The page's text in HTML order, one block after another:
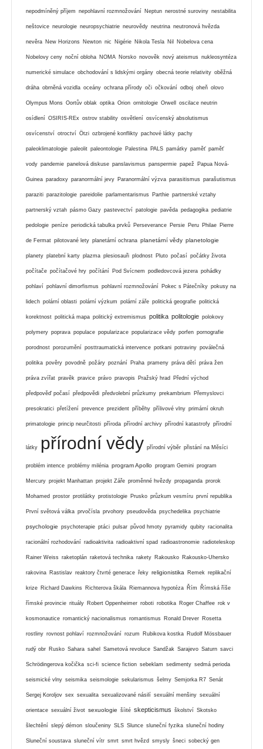
nepodmíněný příjem nepohlavní rozmnožování Neptun nerostné suroviny nestabilita
neštovice neurologie neuropsychiatrie neurovědy neutrina neutronová hvězda
nevěra New Horizons Newton nic Nigérie Nikola Tesla Nil Nobelova cena
Nobelovy ceny noční obloha NOMA Norsko novověk nový ateismus nukleosyntéza
numerické simulace obchodování s lidskými orgány obecná teorie relativity oběžná
dráha obrněná vozidla oceány ochrana přírody oči očkování odboj oheň olovo
Olympus Mons Oortův oblak optika Orion ornitologie Orwell oscilace neutrin
osídlení OSIRIS-REx ostrov stability osvětlení osvícenský absolutismus
osvícenství otroctví Ötzi ozbrojené konflikty pachové látky pachy
paleoklimatologie paleolit paleontologie Palestina PALS památky paměť paměť
vody pandemie panelová diskuse panslavismus panspermie papež Papua Nová-
Guinea paradoxy paranormální jevy Paranormální výzva parasitismus parašutismus
paraziti parazitologie pareidolie parlamentarismus Parthie partnerské vztahy
partnerský vztah pásmo Gazy pastevectví patologie pavěda pedagogika pediatrie
pedologie peníze periodická tabulka prvků Perseverance Persie Peru Philae Pierre
de Fermat pilotované lety planetární ochrana planetární vědy planetologie
planety platební karty plazma plesiosauři plodnost Pluto počasí počátky života
počítače počítačové hry počítání Pod Svícnem podledovcová jezera pohádky
pohlaví pohlavní dimorfismus pohlavní rozmnožování Pokec s Pátečníky pokusy na
lidech polární oblasti polární výzkum polární záře politická geografie politická
korektnost politická mapa politický extremismus politika politologie polokovy
polymery poprava populace popularizace popularizace vědy porfen pornografie
porodnost porozumění posttraumatická intervence potkani potraviny poválečná
politika pověry povodně požáry poznání Praha prameny práva dětí práva žen
práva zvířat pravěk pravice právo pravopis Pražský hrad Přední východ
předpověď počasí předpovědi předvolební průzkumy prekambrium Přemyslovci
presokratici přetížení prevence prezident příběhy přílivové vlny primární okruh
primatologie princip neurčitosti příroda přírodní archivy přírodní katastrofy přírodní
látky přírodní vědy přírodní výběr přistání na Měsíci
problém intence problémy milénia program Apollo program Gemini program
Mercury projekt Manhattan projekt Záře proměnné hvězdy propaganda prorok
Mohamed prostor protilátky protistologie Prusko průzkum vesmíru první republika
První světová válka prvočísla prvohory pseudověda psychedelika psychiatrie
psychologie psychoterapie ptáci pulsar původ hmoty pyramidy qubity racionalita
racionální rozhodování radioaktivita radioaktivní spad radioastronomie radioteleskop
Rainer Weiss raketoplán raketová technika rakety Rakousko Rakousko-Uhersko
rakovina Rastislav reaktory čtvrté generace řeky religionistika Remek replikační
krize Richard Dawkins Richterova škála Riemannova hypotéza Řím Římská říše
římské provincie rituály Robert Oppenheimer roboti robotika Roger Chaffee rok v
kosmonautice romantický nacionalismus romantismus Ronald Drever Rosetta
rostliny rovnost pohlaví rozmnožování rozum Rubikova kostka Rudolf Mössbauer
rudý obr Rusko Sahara sahel Sametová revoluce Sandžak Sarajevo Saturn savci
Schrödingerova kočička sci-fi science fiction sebeklam sedimenty sedmá perioda
seismické vlny seismika seismologie sekularismus šelmy Semjorka R7 Senát
Sergej Koroljov sex sexualita sexualizované násilí sexuální menšiny sexuální
orientace sexuální život sexuologie šíité skepticismus školství Skotsko
šlechtění slepý démon sloučeniny SLS Slunce sluneční fyzika sluneční hodiny
Sluneční soustava sluneční vítr smrt smrt hvězd smysly šneci sobecký gen